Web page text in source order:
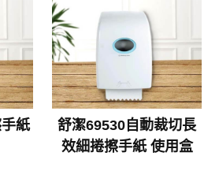
紙
舒潔69530自動裁切長
效細捲擦手紙 使用盒